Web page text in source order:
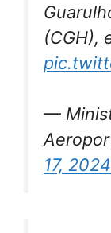
(CGH),
—
17, 2024